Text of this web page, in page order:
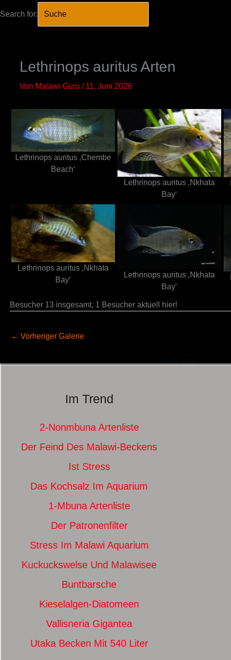
Search for:
Lethrinops auritus Arten
Von Malawi-Guru / 11. Juni 2026
Lethrinops auritus ‚Chembe
Beach‘
Lethrinops auritus ‚Nkhata
Bay‘
Lethrinops auritus ‚Nkhata
Bay‘
Lethrinops auritus ‚Nkhata
Bay‘
Besucher 13 insgesamt, 1 Besucher aktuell hier!
← Vorheriger Galerie
Im Trend
2-Nonmbuna Artenliste
Der Feind Des Malawi-Beckens
Ist Stress
Das Kochsalz Im Aquarium
1-Mbuna Artenliste
Der Patronenfilter
Stress Im Malawi Aquarium
Kuckuckswelse Und Malawisee
Buntbarsche
Kieselalgen-Diatomeen
Vallisneria Gigantea
Utaka Becken Mit 540 Liter